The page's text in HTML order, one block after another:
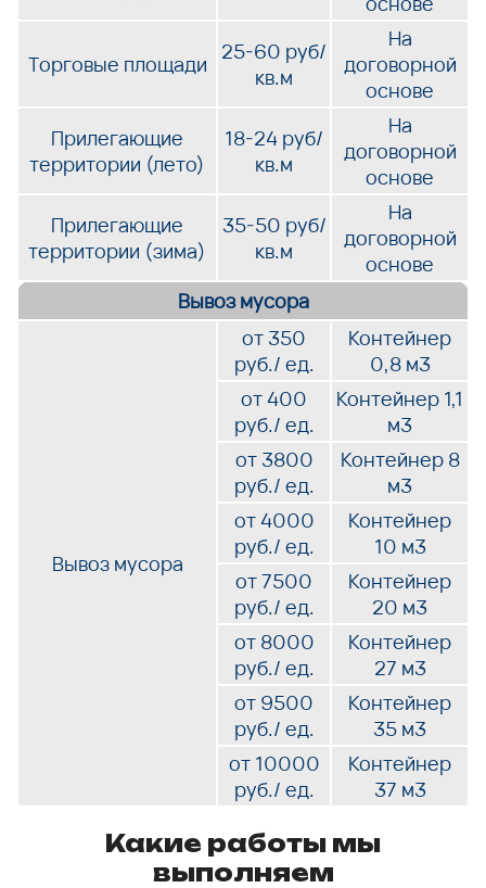
Торговые площади
25-60 руб/
кв.м
На
договорной
основе
Прилегающие
территории (лето)
18-24 руб/
кв.м
На
договорной
основе
Прилегающие
территории (зима)
35-50 руб/
кв.м
На
договорной
основе
Вывоз мусора
Вывоз мусора
от 350
руб./ ед.
Контейнер
0,8 м3
от 400
руб./ ед.
Контейнер 1,1
м3
от 3800
руб./ ед.
Контейнер 8
м3
от 4000
руб./ ед.
Контейнер
10 м3
от 7500
руб./ ед.
Контейнер
20 м3
от 8000
руб./ ед.
Контейнер
27 м3
от 9500
руб./ ед.
Контейнер
35 м3
от 10000
руб./ ед.
Контейнер
37 м3
Какие работы мы
выполняем